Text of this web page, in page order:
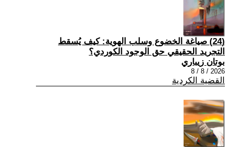
(24) صياغة الخضوع وسلب الهوية: كيف يُسقط
التجريد الحقيقي حق الوجود الكوردي؟
بوتان زيباري
2026 / 8 / 8
القضية الكردية